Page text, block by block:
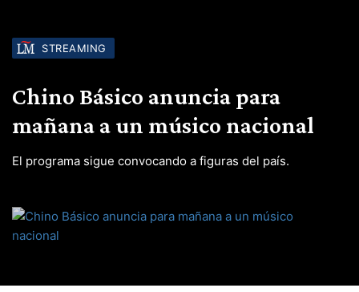
STREAMING
Chino Básico anuncia para
mañana a un músico nacional
El programa sigue convocando a figuras del país.